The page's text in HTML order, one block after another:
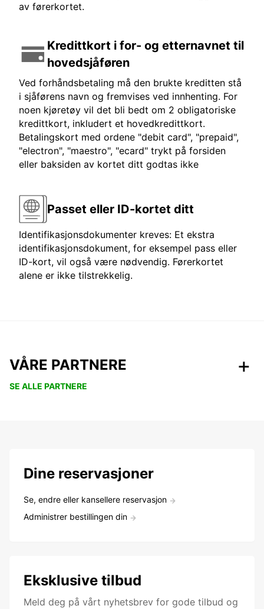
av førerkortet.
Kredittkort i for- og etternavnet til
hovedsjåføren
Ved forhåndsbetaling må den brukte kreditten stå
i sjåførens navn og fremvises ved innhenting. For
noen kjøretøy vil det bli bedt om 2 obligatoriske
kredittkort, inkludert et hovedkredittkort.
Betalingskort med ordene "debit card", "prepaid",
"electron", "maestro", "ecard" trykt på forsiden
eller baksiden av kortet ditt godtas ikke
Passet eller ID-kortet ditt
Identifikasjonsdokumenter kreves: Et ekstra
identifikasjonsdokument, for eksempel pass eller
ID-kort, vil også være nødvendig. Førerkortet
alene er ikke tilstrekkelig.
VÅRE PARTNERE
SE ALLE PARTNERE
Dine reservasjoner
Se, endre eller kansellere reservasjon
Administrer bestillingen din
Eksklusive tilbud
Meld deg på vårt nyhetsbrev for gode tilbud og